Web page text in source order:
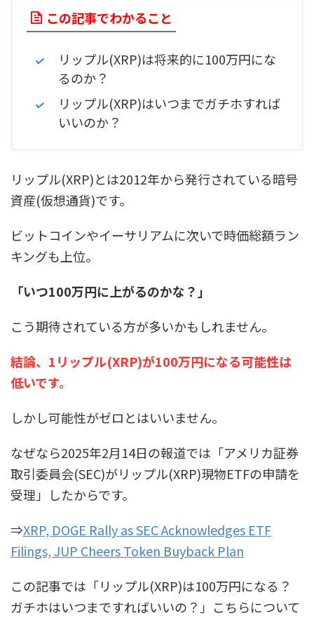
この記事でわかること
リップル(XRP)は将来的に100万円にな
るのか？
リップル(XRP)はいつまでガチホすれば
いいのか？
リップル(XRP)とは2012年から発行されている暗号
資産(仮想通貨)です。
ビットコインやイーサリアムに次いで時価総額ラン
キングも上位。
「いつ100万円に上がるのかな？」
こう期待されている方が多いかもしれません。
結論、1リップル(XRP)が100万円になる可能性は
低いです。
しかし可能性がゼロとはいいません。
なぜなら2025年2月14日の報道では「アメリカ証券
取引委員会(SEC)がリップル(XRP)現物ETFの申請を
受理」したからです。
⇒XRP, DOGE Rally as SEC Acknowledges ETF
Filings, JUP Cheers Token Buyback Plan
この記事では「リップル(XRP)は100万円になる？
ガチホはいつまですればいいの？」こちらについて